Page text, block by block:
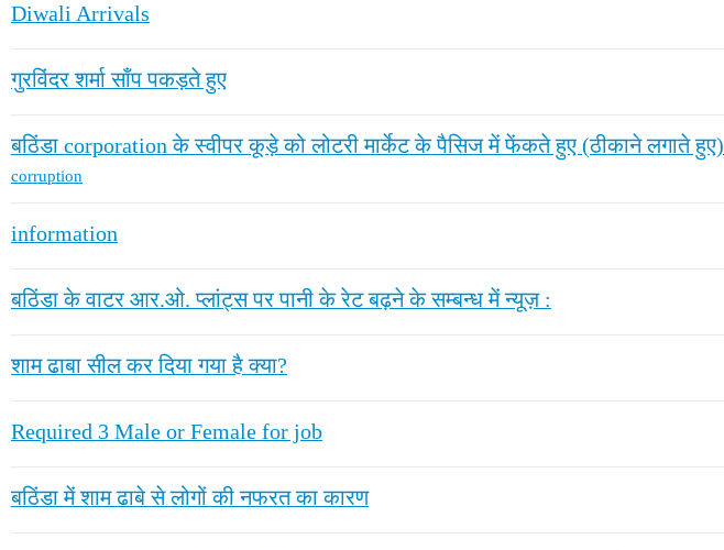
Diwali Arrivals
गुरविंदर शर्मा साँप पकड़ते हुए
बठिंडा corporation के स्वीपर कूड़े को लोटरी मार्केट के पैसिज में फेंकते हुए (ठीकाने लगाते हुए)
corruption
information
बठिंडा के वाटर आर.ओ. प्लांट्स पर पानी के रेट बढ़ने के सम्बन्ध में न्यूज़ :
शाम ढाबा सील कर दिया गया है क्या?
Required 3 Male or Female for job
बठिंडा में शाम ढाबे से लोगों की नफरत का कारण